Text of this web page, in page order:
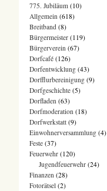
775. Jubiläum (10)
Allgemein (618)
Breitband (8)
Bürgermeister (119)
Bürgerverein (67)
Dorfcafé (126)
Dorfentwicklung (43)
Dorfflurbereinigung (9)
Dorfgeschichte (5)
Dorfladen (63)
Dorfmoderation (18)
Dorfwerkstatt (9)
Einwohnerversammlung (4)
Feste (37)
Feuerwehr (120)
Jugendfeuerwehr (24)
Finanzen (28)
Fotorätsel (2)